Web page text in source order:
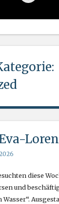
diese
und
Wasser“.